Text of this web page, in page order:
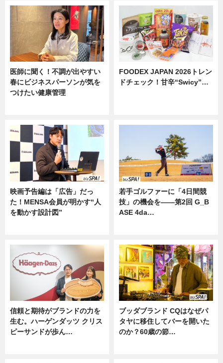
医師に聞く！不調が出やすい
春にビジネスパーソンが気を
つけたい健康管理
FOODEX JAPAN 2026トレン
ドチェック！甘辛“Swicy”…
映画予告編は「広告」だっ
た！MENSA会員が明かす“人
を動かす設計図”
若手ゴルファーに「4日間競
技」の機会を——第2回 G_B
ASE 4da…
信頼と期待がブランドの力を
生む。ハーゲンダッツ クリス
ピーサンドが歩ん…
ブッダブランド CQはなぜパ
タヤに移住してバーを開いた
のか？60歳の節…